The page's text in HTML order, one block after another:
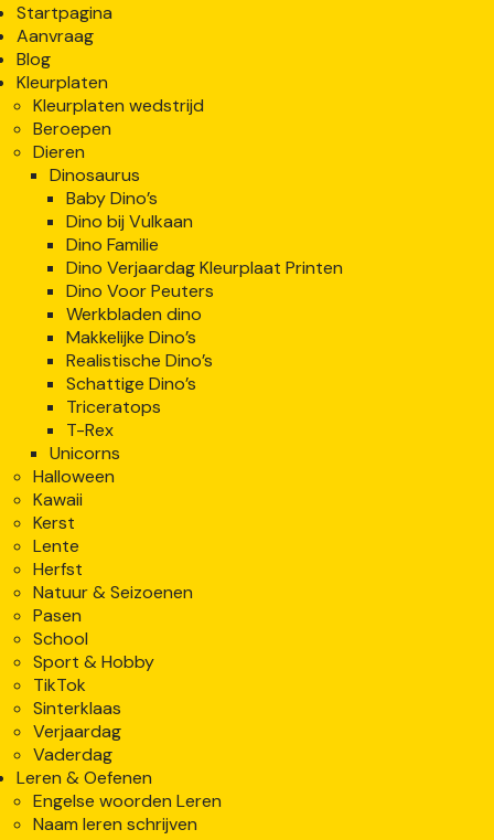
Startpagina
Aanvraag
Blog
Kleurplaten
Kleurplaten wedstrijd
Beroepen
Dieren
Dinosaurus
Baby Dino’s
Dino bij Vulkaan
Dino Familie
Dino Verjaardag Kleurplaat Printen
Dino Voor Peuters
Werkbladen dino
Makkelijke Dino’s
Realistische Dino’s
Schattige Dino’s
Triceratops
T-Rex
Unicorns
Halloween
Kawaii
Kerst
Lente
Herfst
Natuur & Seizoenen
Pasen
School
Sport & Hobby
TikTok
Sinterklaas
Verjaardag
Vaderdag
Leren & Oefenen
Engelse woorden Leren
Naam leren schrijven